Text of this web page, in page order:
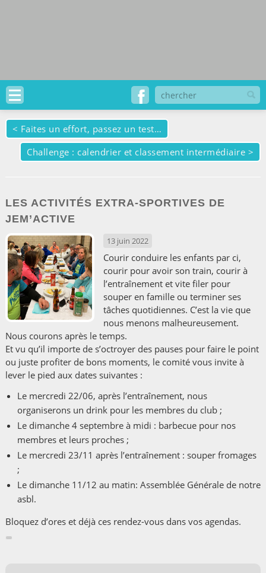
< Faites un effort, passez un test…
Challenge : calendrier et classement intermédiaire >
LES ACTIVITÉS EXTRA-SPORTIVES DE
JEM’ACTIVE
13 juin 2022
Courir conduire les enfants par ci,
courir pour avoir son train, courir à
l’entraînement et vite filer pour
souper en famille ou terminer ses
tâches quotidiennes. C’est la vie que
nous menons malheureusement.
Nous courons après le temps.
Et vu qu’il importe de s’octroyer des pauses pour faire le point
ou juste profiter de bons moments, le comité vous invite à
lever le pied aux dates suivantes :
Le mercredi 22/06, après l’entraînement, nous
organiserons un drink pour les membres du club ;
Le dimanche 4 septembre à midi : barbecue pour nos
membres et leurs proches ;
Le mercredi 23/11 après l’entraînement : souper fromages
;
Le dimanche 11/12 au matin: Assemblée Générale de notre
asbl.
Bloquez d’ores et déjà ces rendez-vous dans vos agendas.